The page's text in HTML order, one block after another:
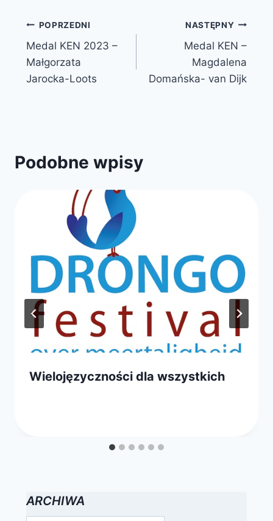
Nawigacja
wpisu
POPRZEDNI
Medal KEN 2023 –
Małgorzata
Jarocka-Loots
NASTĘPNY
Medal KEN –
Magdalena
Domańska- van Dijk
Podobne wpisy
Wielojęzyczności dla wszystkich
ARCHIWA